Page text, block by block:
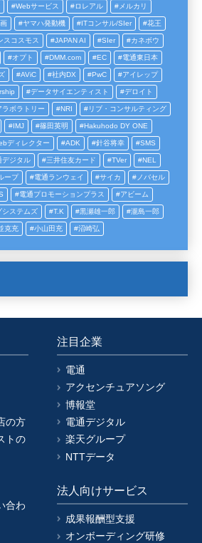
Webサービス ロレアル メルカリ
ヤマハ発動機 ITコンサル/SIer 花王
スコスモス JAPAN AI SIer カネボウ
オプト DMM.com EC 電通東日本
AViC 社内DX PwC アイレップ
データサイエンティスト デロイト
ボラトリー NRI リブ・コンサルティング
IMJ 篠田英明 Hakuhodo DY ONE
ディレクター ADK 針谷将幸 SMS
デジタル 三井住友カード TVer NEL
ープ 電通ランウェイ サイカ ノバセル
電通プロモーションプラス アビーム
システムズ T.K 黒瀬雄一郎 瀧島一郎
克充 小山田充 沼崎弘
の方
トの
合わ
注目企業
電通
アクセンチュアソング
博報堂
電通デジタル
楽天グループ
NTTデータ
法人向けサービス
成果報酬型支援
オンボーディング研修